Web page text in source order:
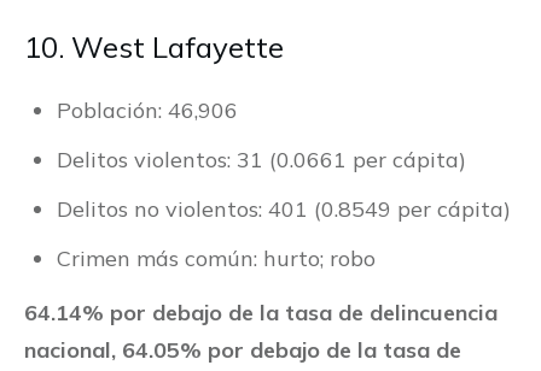
10. West Lafayette
Población: 46,906
Delitos violentos: 31 (0.0661 per cápita)
Delitos no violentos: 401 (0.8549 per cápita)
Crimen más común: hurto; robo
64.14% por debajo de la tasa de delincuencia
nacional, 64.05% por debajo de la tasa de